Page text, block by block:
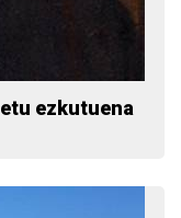
ezkutuena